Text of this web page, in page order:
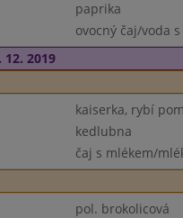
paprika
ovocný čaj/voda
12. 2019
kaiserka, rybí
kedlubna
čaj s mlékem/
pol. brokolicová